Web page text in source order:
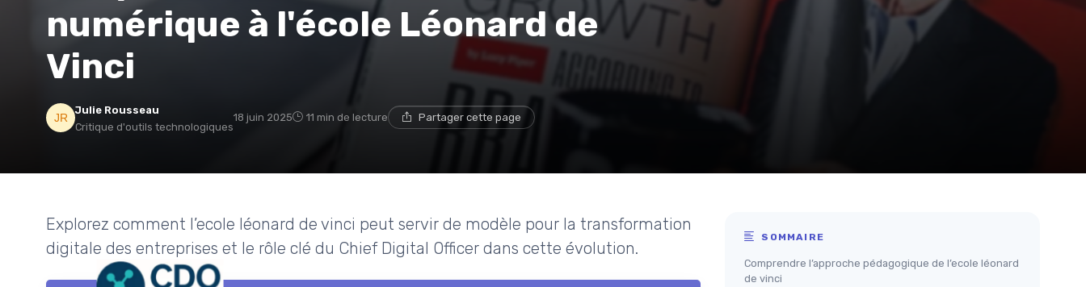
numérique à l'école Léonard de
Vinci
Julie Rousseau
Critique d'outils technologiques
18 juin 2025 11 min de lecture Partager cette page
Explorez comment l’ecole léonard de vinci peut servir de modèle pour la transformation
digitale des entreprises et le rôle clé du Chief Digital Officer dans cette évolution.
SOMMAIRE
Comprendre l’approche pédagogique de l’ecole léonard
de vinci